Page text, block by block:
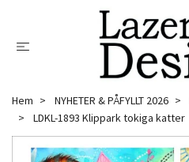
Hem NYHETER & PÅFYLLT 2026
LDKL-1893 Klippark tokiga katter